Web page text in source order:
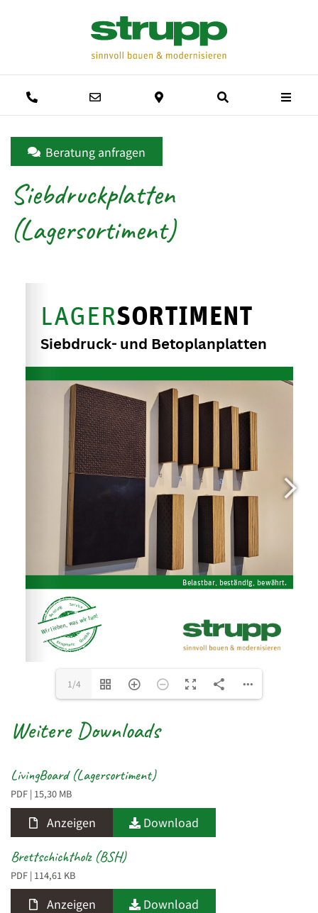
Anrufen E-Mail schreibenAnfahrtsweg
Siebdruckplatten
(Lagersortiment)
Beratung anfragen
1/4
Weitere Downloads
LivingBoard (Lagersortiment)
PDF | 15,30 MB
Anzeigen Download
Brettschichtholz (BSH)
PDF | 114,61 KB
Anzeigen Download